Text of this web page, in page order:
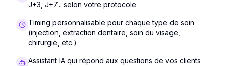
J+3, J+7... selon votre protocole
Timing personnalisable pour chaque type de soin
(injection, extraction dentaire, soin du visage,
chirurgie, etc.)
Assistant IA qui répond aux questions de vos clients